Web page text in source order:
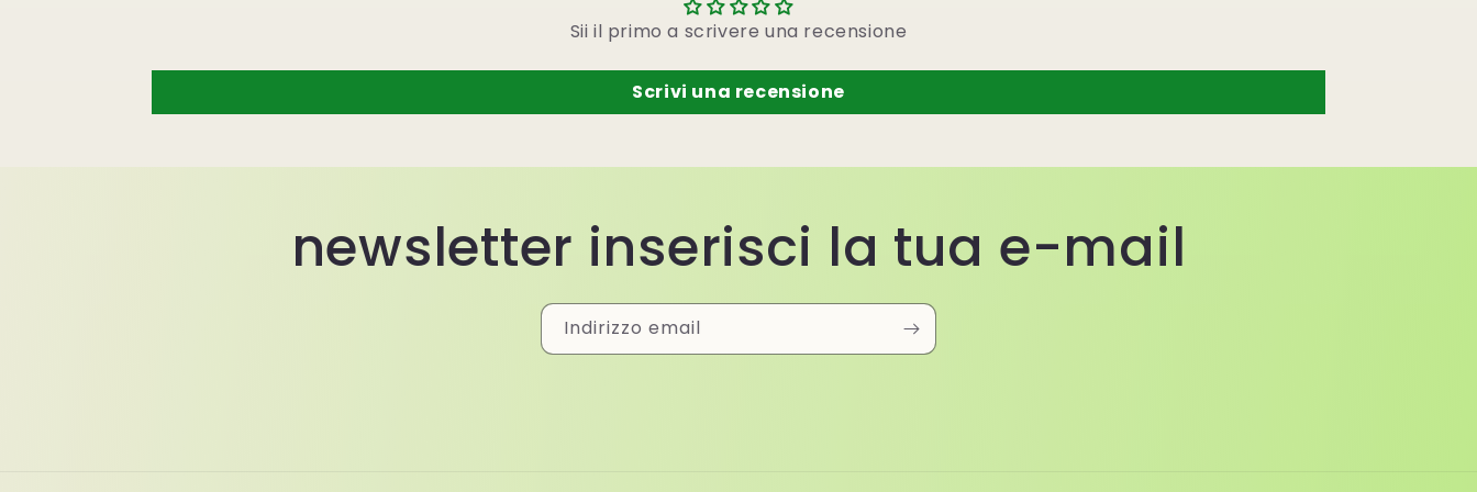
Sii il primo a scrivere una recensione
Scrivi una recensione
newsletter inserisci la tua e-mail
Indirizzo email